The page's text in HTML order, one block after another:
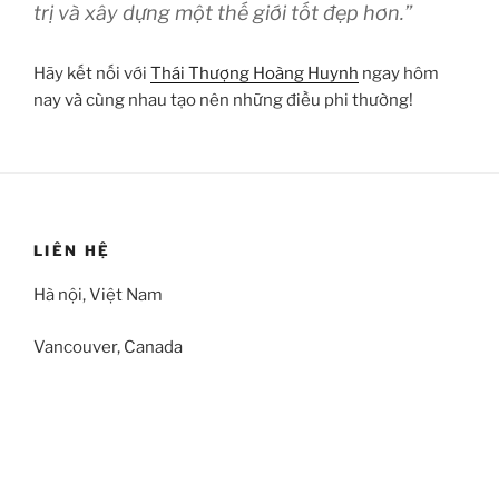
trị và xây dựng một thế giới tốt đẹp hơn.”
Hãy kết nối với Thái Thượng Hoàng Huynh ngay hôm
nay và cùng nhau tạo nên những điều phi thường!
LIÊN HỆ
Hà nội, Việt Nam
Vancouver, Canada